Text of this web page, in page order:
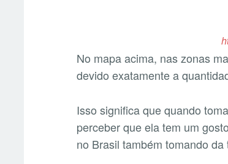
No mapa acima, nas zonas
devido exatamente a
Isso significa que quando
perceber que ela tem um
no Brasil também tomando da